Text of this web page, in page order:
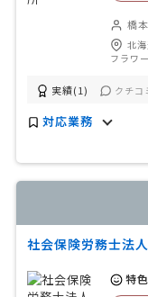
橋
北
フラワ
実績(1) クチコ
対応業務
社会保険労務士法
特色